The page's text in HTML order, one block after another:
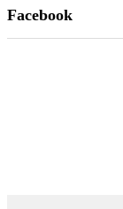
Facebook